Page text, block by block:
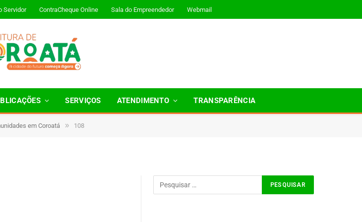
Servidor ContraCheque Online Sala do Empreendedor Webmail
SERVIÇOS ATENDIMENTO TRANSPARÊNCIA
em Coroatá » 108